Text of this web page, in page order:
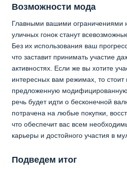
Возможности мода
Главными вашими ограничениями
уличных гонок станут
Без их использования ваш
что заставит принимать участие
активностях. Если же вы хотите
интересных вам режимах, то стоит
предложенную
речь будет идти о бесконечной
потрачена на любые покупки,
что обеспечит вас всем
карьеры и достойного участия в
Подведем итог